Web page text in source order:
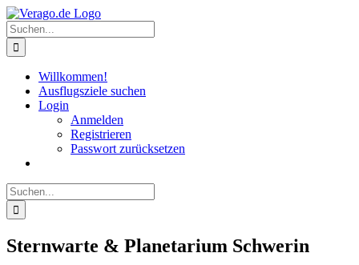
Zum
Inhalt
springen
Suche
nach:
Willkommen!
Ausflugsziele suchen
Login
Anmelden
Registrieren
Passwort zurücksetzen
Suche
nach:
Sternwarte & Planetarium Schwerin